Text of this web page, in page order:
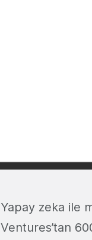
Yapay zeka ile
Ventures’tan